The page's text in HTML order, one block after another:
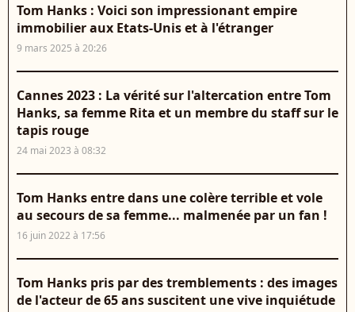
Tom Hanks : Voici son impressionant empire
immobilier aux Etats-Unis et à l'étranger
9 mars 2025 à 20:26
Cannes 2023 : La vérité sur l'altercation entre Tom
Hanks, sa femme Rita et un membre du staff sur le
tapis rouge
24 mai 2023 à 08:32
Tom Hanks entre dans une colère terrible et vole
au secours de sa femme... malmenée par un fan !
16 juin 2022 à 17:56
Tom Hanks pris par des tremblements : des images
de l'acteur de 65 ans suscitent une vive inquiétude